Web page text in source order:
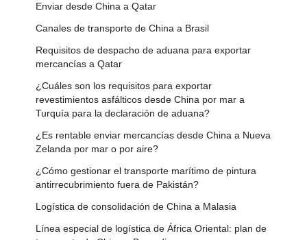
Enviar desde China a Qatar
Canales de transporte de China a Brasil
Requisitos de despacho de aduana para exportar
mercancías a Qatar
¿Cuáles son los requisitos para exportar
revestimientos asfálticos desde China por mar a
Turquía para la declaración de aduana?
¿Es rentable enviar mercancías desde China a Nueva
Zelanda por mar o por aire?
¿Cómo gestionar el transporte marítimo de pintura
antirrecubrimiento fuera de Pakistán?
Logística de consolidación de China a Malasia
Línea especial de logística de África Oriental: plan de